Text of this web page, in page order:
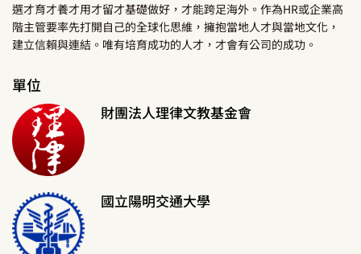
選才育才養才用才留才基礎做好，才能跨足海外。作為HR或企業高
階主管要率先打開自己的全球化思維，擁抱當地人才與當地文化，
建立信賴與連結。唯有培育成功的人才，才會有公司的成功。
單位
財團法人理律文教基金會
國立陽明交通大學